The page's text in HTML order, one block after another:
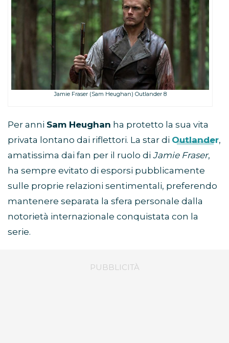
Jamie Fraser (Sam Heughan) Outlander 8
Per anni Sam Heughan ha protetto la sua vita
privata lontano dai riflettori. La star di Outlander,
amatissima dai fan per il ruolo di Jamie Fraser,
ha sempre evitato di esporsi pubblicamente
sulle proprie relazioni sentimentali, preferendo
mantenere separata la sfera personale dalla
notorietà internazionale conquistata con la
serie.